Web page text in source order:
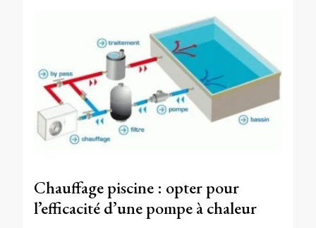
Chauffage piscine : opter pour
l’efficacité d’une pompe à chaleur